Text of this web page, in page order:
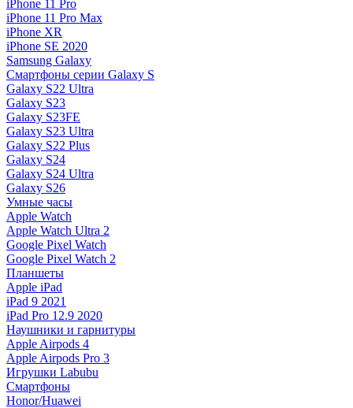
iPhone 11 Pro
iPhone 11 Pro Max
iPhone XR
iPhone SE 2020
Samsung Galaxy
Смартфоны серии Galaxy S
Galaxy S22 Ultra
Galaxy S23
Galaxy S23FE
Galaxy S23 Ultra
Galaxy S22 Plus
Galaxy S24
Galaxy S24 Ultra
Galaxy S26
Умные часы
Apple Watch
Apple Watch Ultra 2
Google Pixel Watch
Google Pixel Watch 2
Планшеты
Apple iPad
iPad 9 2021
iPad Pro 12.9 2020
Наушники и гарнитуры
Apple Airpods 4
Apple Airpods Pro 3
Игрушки Labubu
Смартфоны
Honor/Huawei